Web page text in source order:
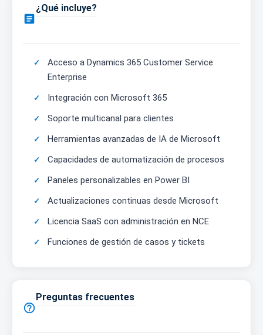

¿Qué incluye?
Acceso a Dynamics 365 Customer Service
Enterprise
Integración con Microsoft 365
Soporte multicanal para clientes
Herramientas avanzadas de IA de Microsoft
Capacidades de automatización de procesos
Paneles personalizables en Power BI
Actualizaciones continuas desde Microsoft
Licencia SaaS con administración en NCE
Funciones de gestión de casos y tickets

Preguntas frecuentes